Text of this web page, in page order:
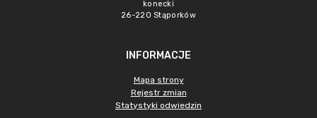
konecki
26-220 Stąporków
INFORMACJE
Mapa strony
Rejestr zmian
Statystyki odwiedzin